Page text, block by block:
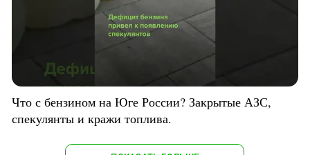
Что с бензином на Юге России? Закрытые АЗС,
спекулянты и кражи топлива.